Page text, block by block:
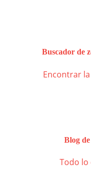
Buscador de
Encontrar
Blog
Todo lo